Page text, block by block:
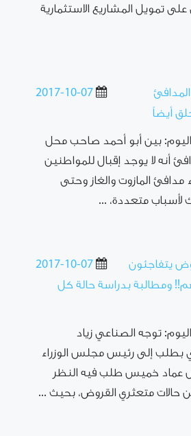
تمويل المشاريع الاستثمارية
2017-10-07
أيضاً
اليوم: بين أبو أحمد صاحب محل
أنه لا يوجد إقبال للمواطنين
المازوت والغاز وحتى
لأسباب متعددة، ...
2017-10-07
يتفاجئون
ومطالبة بدراسة حالة كل
توجه الصناعي زياد
بطلب إلى رئيس مجلس الوزراء
عماد خميس طلب فيه النظر
حالات متعثري القروض، بحيث ...